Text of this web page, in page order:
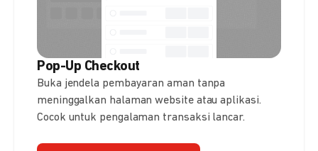
Pop-Up Checkout
Buka jendela pembayaran aman tanpa
meninggalkan halaman website atau aplikasi.
Cocok untuk pengalaman transaksi lancar.